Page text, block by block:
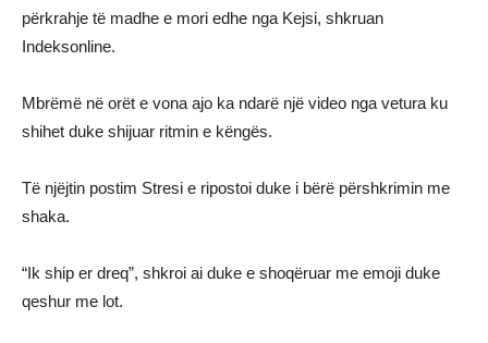
përkrahje të madhe e mori edhe nga Kejsi, shkruan
Indeksonline.
Mbrëmë në orët e vona ajo ka ndarë një video nga vetura ku
shihet duke shijuar ritmin e këngës.
Të njëjtin postim Stresi e ripostoi duke i bërë përshkrimin me
shaka.
“Ik ship er dreq”, shkroi ai duke e shoqëruar me emoji duke
qeshur me lot.